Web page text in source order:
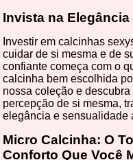
Invista na
Investir em calcinhas
cuidar de si mesma e de
confiante começa com o
calcinha bem escolhida
nossa coleção e
percepção de si mesma,
elegância e sensualidade
Micro Calcinha: O
Conforto Que Você